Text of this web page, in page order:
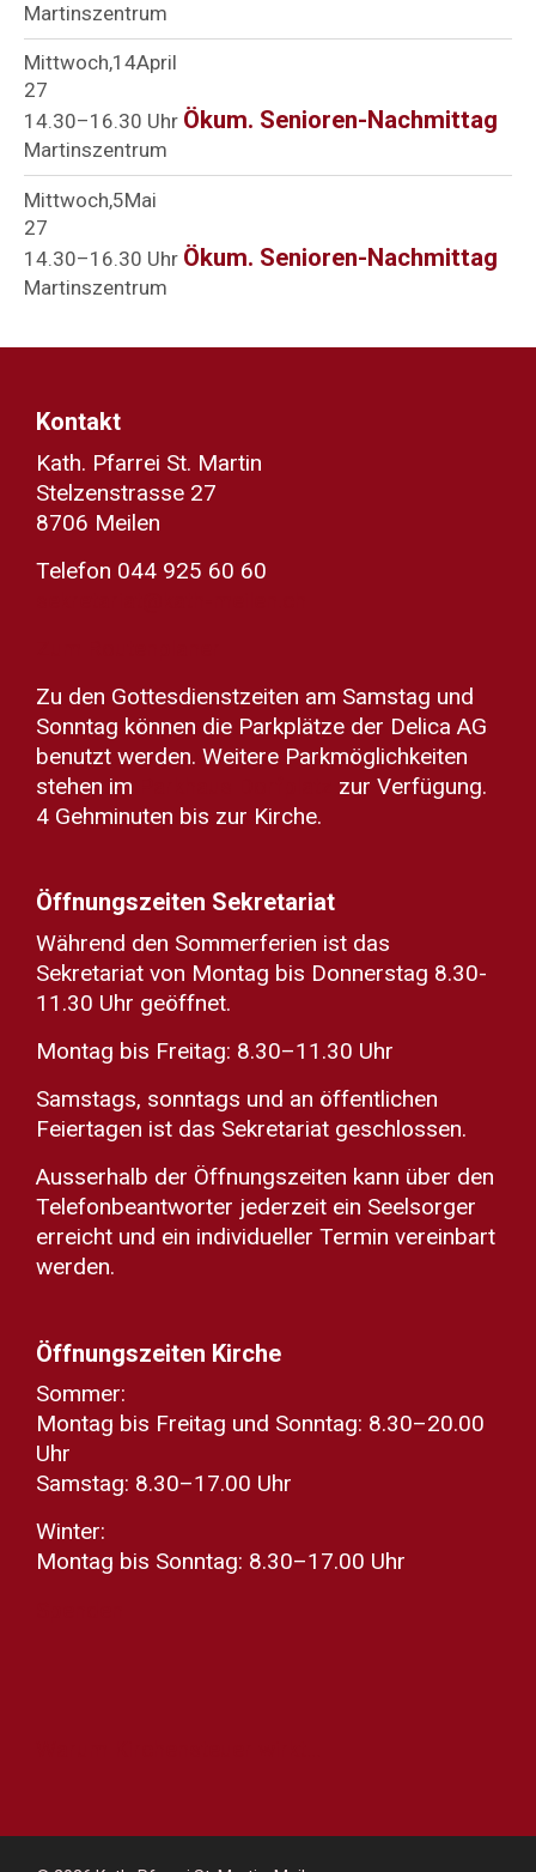
Martinszentrum
Mittwoch 14April
27
14.30–16.30 Uhr Ökum. Senioren-Nachmittag
Martinszentrum
Mittwoch 5Mai
27
14.30–16.30 Uhr Ökum. Senioren-Nachmittag
Martinszentrum
Kontakt
Kath. Pfarrei St. Martin
Stelzenstrasse 27
8706 Meilen
Telefon 044 925 60 60
Zu den Gottesdienstzeiten am Samstag und
Sonntag können die Parkplätze der Delica AG
benutzt werden. Weitere Parkmöglichkeiten
stehen im
zur Verfügung.
4 Gehminuten bis zur Kirche.
Öffnungszeiten Sekretariat
Während den Sommerferien ist das
Sekretariat von Montag bis Donnerstag 8.30-
11.30 Uhr geöffnet.
Montag bis Freitag: 8.30–11.30 Uhr
Samstags, sonntags und an öffentlichen
Feiertagen ist das Sekretariat geschlossen.
Ausserhalb der Öffnungszeiten kann über den
Telefonbeantworter jederzeit ein Seelsorger
erreicht und ein individueller Termin vereinbart
werden.
Öffnungszeiten Kirche
Sommer:
Montag bis Freitag und Sonntag: 8.30–20.00
Uhr
Samstag: 8.30–17.00 Uhr
Winter:
Montag bis Sonntag: 8.30–17.00 Uhr